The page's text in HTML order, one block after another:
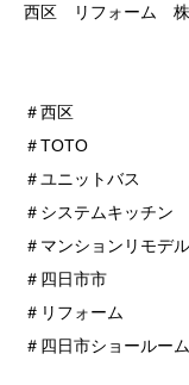
西区 リフォーム
＃西区
＃TOTO
＃ユニットバス
＃システムキッチン
＃マンションリモデル
＃四日市市
＃リフォーム
＃四日市ショールーム